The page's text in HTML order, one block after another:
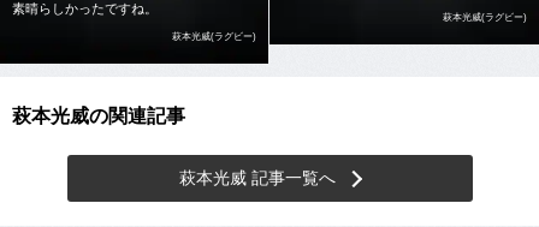
素晴らしかったですね。
萩本光威(ラグビー)
萩本光威(ラグビー)
萩本光威の関連記事
萩本光威 記事一覧へ